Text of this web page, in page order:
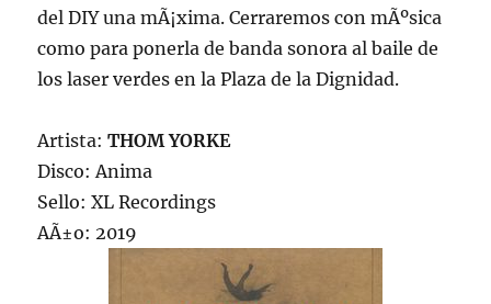
del DIY una mÃ¡xima. Cerraremos con mÃºsica
como para ponerla de banda sonora al baile de
los laser verdes en la Plaza de la Dignidad.
Artista:THOM YORKE
Disco: Anima
Sello: XL Recordings
AÃ±o: 2019